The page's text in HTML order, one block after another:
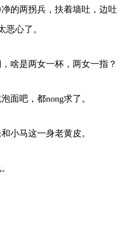
的两拐兵，扶着墙吐，边吐
恶心了。
啥是两女一杯，两女一指？
面吧，都nong求了。
小马这一身老黄皮。